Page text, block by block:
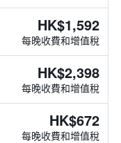
HK$1,592
每晚收費和增值稅
HK$2,398
每晚收費和增值稅
HK$672
每晚收費和增值稅